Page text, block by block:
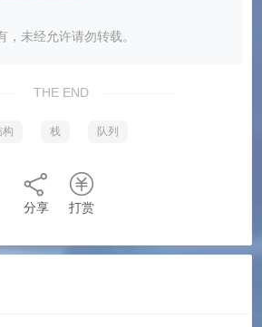
initializeCycleQueue() {
q =
0; //尾指针指向队尾的下一个位置
= malloc(sizeof(int) *
= 1;  //1表示队列空
q, int ele) {
，退4个：);
qBin, pos);
= 0; pos < QUEUE_LENGTH +
dequeue\n, value);
，未经允许请勿转载。
THE END
构 栈 队列
分享 打赏